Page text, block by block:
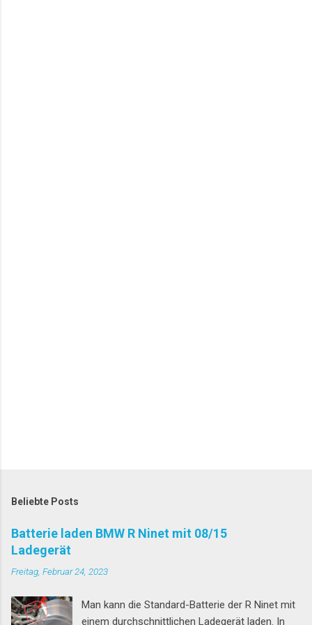
Beliebte Posts
Batterie laden BMW R Ninet mit 08/15
Ladegerät
Freitag, Februar 24, 2023
Man kann die Standard-Batterie der R Ninet mit
einem durchschnittlichen Ladegerät laden. In